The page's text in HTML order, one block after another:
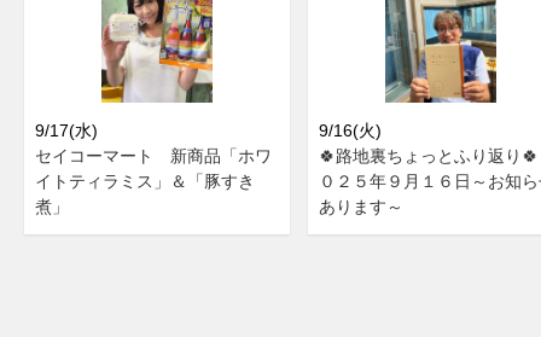
9/17(水)
セイコーマート 新商品「ホワ
イトティラミス」＆「豚すき
煮」
9/16(火)
🍀路地裏ちょっとふり返り
０２５年９月１６日～お知
あります～